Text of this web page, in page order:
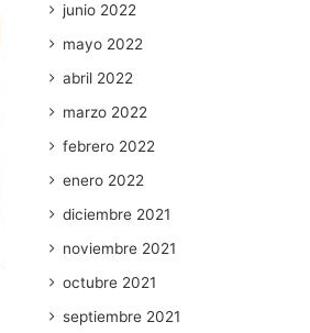
junio 2022
mayo 2022
abril 2022
marzo 2022
febrero 2022
enero 2022
diciembre 2021
noviembre 2021
octubre 2021
septiembre 2021